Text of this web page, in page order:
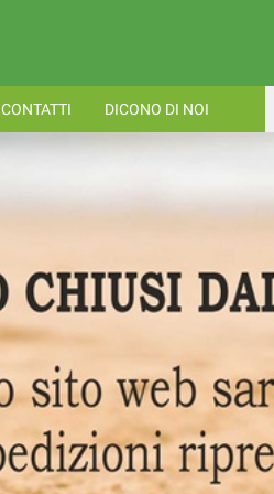
CONTATTI DICONO DI NOI